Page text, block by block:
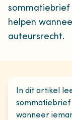
sommatiebrief
helpen
auteursrecht.
In dit artikel
wanneer